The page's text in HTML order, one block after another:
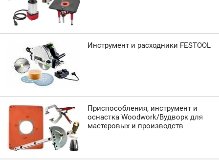
Инструмент и расходники FESTOOL
Приспособления, инструмент и
оснастка Woodwork/Вудворк для
мастеровых и производств